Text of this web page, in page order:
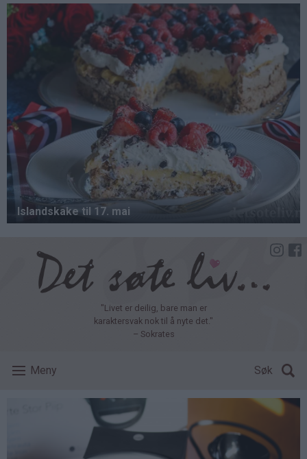
Hopp
hovedinnhold
"Livet er deilig, bare man er
karaktersvak nok til å nyte det."
– Sokrates
Meny Søk